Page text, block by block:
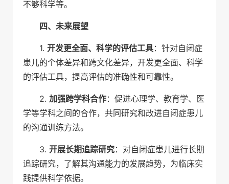
不够科学等。
四、未来展望
1. 开发更全面、科学的评估工具：针对自闭症
患儿的个体差异和跨文化差异，开发更全面、科学
的评估工具，提高评估的准确性和可靠性。
2. 加强跨学科合作：促进心理学、教育学、医
学等学科之间的合作，共同研究和改进自闭症患儿
的沟通训练方法。
3. 开展长期追踪研究：对自闭症患儿进行长期
追踪研究，了解其沟通能力的发展趋势，为临床实
践提供科学依据。